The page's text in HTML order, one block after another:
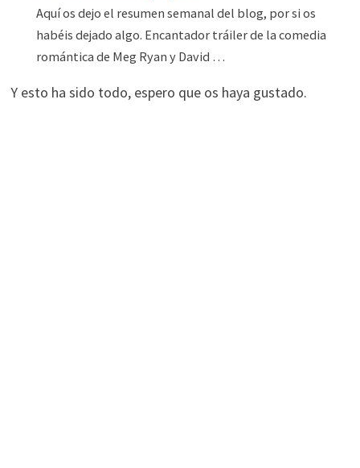
Aquí os dejo el resumen semanal del blog, por si os
habéis dejado algo. Encantador tráiler de la comedia
romántica de Meg Ryan y David …
Y esto ha sido todo, espero que os haya gustado.